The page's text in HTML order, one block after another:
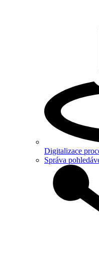
Digitalizace
Správa